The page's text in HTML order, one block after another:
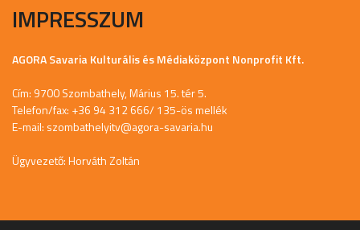
IMPRESSZUM
AGORA Savaria Kulturális és Médiaközpont Nonprofit Kft.
Cím: 9700 Szombathely, Márius 15. tér 5.
Telefon/fax: +36 94 312 666/ 135-ös mellék
E-mail: szombathelyitv@agora-savaria.hu
Ügyvezető: Horváth Zoltán